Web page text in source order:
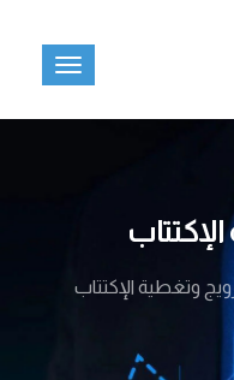
وتغطية الإكتتاب